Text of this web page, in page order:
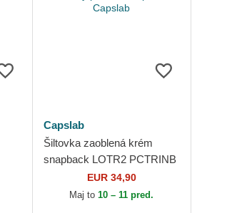
Capslab
Šiltovka zaoblená krém
snapback LOTR2 PCTRINB
Jedinečný prsteň Pán
prsteňov Capslab
EUR 34,90
Maj to10 – 11 pred.